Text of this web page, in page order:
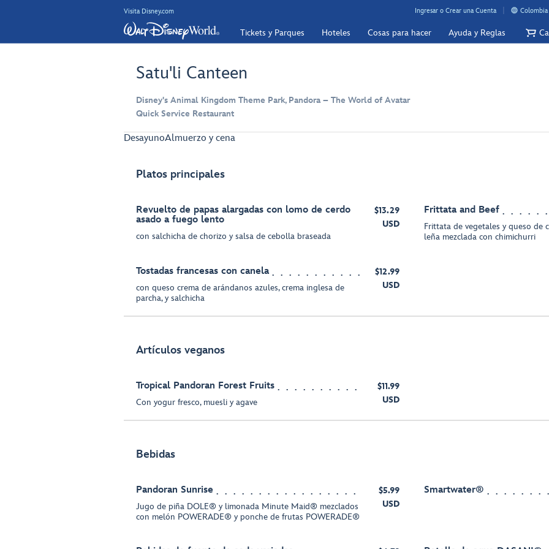
Visita Disney.com Ingresar o Crear una Cuenta Colombia
Tickets y Parques Hoteles Cosas para hacer Ayuda y Reglas
Satu'li Canteen
Disney's Animal Kingdom Theme Park, Pandora – The World of Avatar
Quick Service Restaurant
DesayunoAlmuerzo y cena
Platos principales
Revuelto de papas alargadas con lomo de cerdo
asado a fuego lento
con salchicha de chorizo y salsa de cebolla braseada
$13.29
USD
Frittata and Beef
Frittata de vegetales y queso de
leña mezclada con chimichurri
Tostadas francesas con canela
con queso crema de arándanos azules, crema inglesa de
parcha, y salchicha
$12.99
USD
Artículos veganos
Tropical Pandoran Forest Fruits
Con yogur fresco, muesli y agave
$11.99
USD
Bebidas
Pandoran Sunrise
Jugo de piña DOLE® y limonada Minute Maid® mezclados
con melón POWERADE® y ponche de frutas POWERADE®
$5.99
USD
Smartwater®